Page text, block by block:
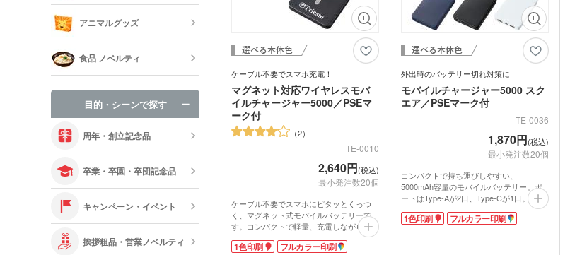
ケーブル不要でスマホ充電！
マグネット対応ワイヤレスモバ
イルチャージャー5000／PSEマ
ーク付
2
TE-0010
2,640円(税込)
最小発注数20個
ケーブル不要でスマホにピタッとくっつ
く、マグネット式モバイルバッテリーで
す。コンパクトで軽量、充電しながらのス
マホ操作も快適。もちろんケーブルを使用
しての充電も可能です。旅行やフェスなど
1色印刷 フルカラー印刷
外出時のバッテリー切れ対策に
モバイルチャージャー5000 スク
エア／PSEマーク付
TE-0036
1,870円(税込)
最小発注数20個
コンパクトで持ち運びしやすい、
5000mAh容量のモバイルバッテリー。ポ
ートはType-Aが2口、Type-Cが1口。スマ
ホとワイヤレスイヤフォン等小型機器の組
み合わせなら、2台同時充電が可能です。
1色印刷 フルカラー印刷
既製品扇子（名入れ扇子）
オリジナルブランケット ノベルティブランケット
手袋・ネックウォーマー他
アニマルグッズ
食品 ノベルティ
オリジナルお菓子
食料品・調味料（グルメギ
目的・シーンで探す
周年・創立記念品
卒業・卒園・卒団記念品
キャンペーン・イベント
挨拶粗品・営業ノベルティ